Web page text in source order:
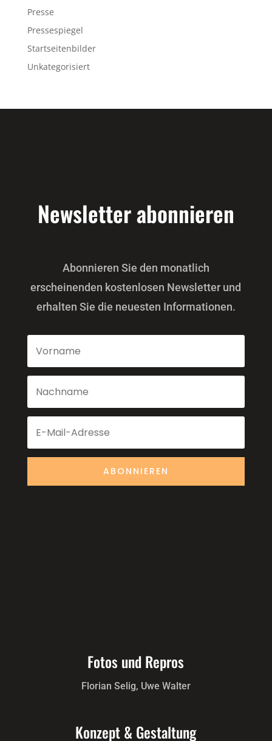
Presse
Pressespiegel
Startseitenbilder
Unkategorisiert
Newsletter abonnieren
Abonnieren Sie den monatlich
erscheinenden kostenlosen Newsletter und
erhalten Sie die neuesten Informationen.
ABONNIEREN
Fotos und Repros
Florian Selig, Uwe Walter
Konzept & Gestaltung